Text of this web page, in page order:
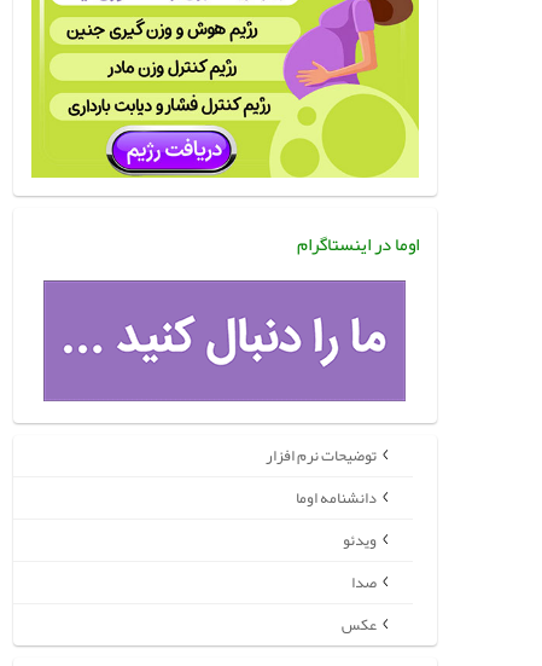
اوما در اینستاگرام
توضیحات نرم افزار
دانشنامه اوما
ویدئو
صدا
عکس